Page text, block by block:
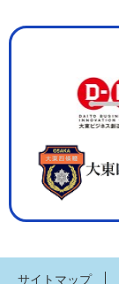
サイトマップ